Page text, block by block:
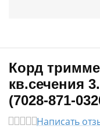
Корд
кв.сечения
(7028-871-
Написать